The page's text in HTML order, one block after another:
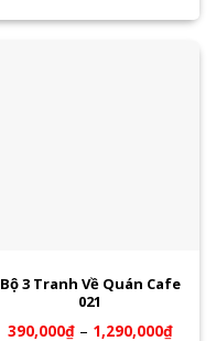
Bộ 3 Tranh Về Quán Cafe
021
390,000₫– 1,290,000₫